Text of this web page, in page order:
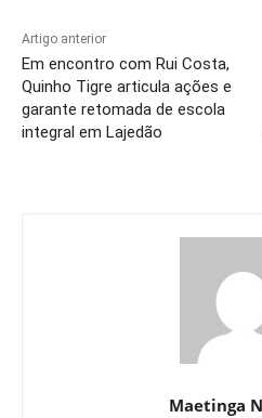
Artigo anterior
Em encontro com Rui Costa,
Quinho Tigre articula ações e
garante retomada de escola
integral em Lajedão
Maetinga